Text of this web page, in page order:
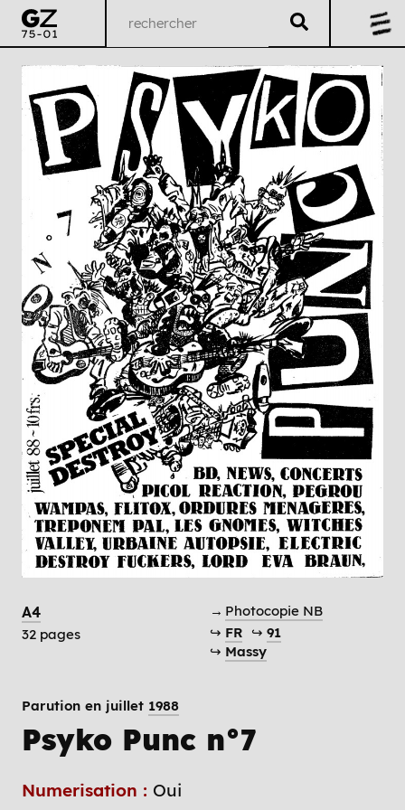
A4
32 pages
→ Photocopie NB
↪ FR ↪ 91
↪ Massy
Parution en juillet 1988
Psyko Punc n°7
Numerisation : Oui